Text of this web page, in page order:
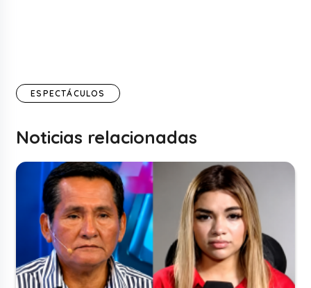
ESPECTÁCULOS
Noticias relacionadas